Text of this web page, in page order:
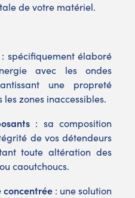
de votre matériel.
spécifiquement élaboré
avec les ondes
une propreté
zones inaccessibles.
: sa composition
de vos détendeurs
toute altération des
caoutchoucs.
: une solution